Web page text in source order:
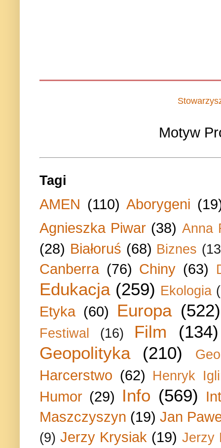
Motyw
Tagi
AMEN (110) Aborygeni
Agnieszka Piwar (38) Anna
(28) Białoruś (68) Biznes
Canberra (76) Chiny (63)
Edukacja (259) Ekologia
Etyka (60) Europa (522)
Festiwal (16) Film
(134)
Geopolityka
(210)
Harcerstwo (62) Henryk
Humor (29) Info (569)
Maszczyszyn (19) Jan
(9) Jerzy Krysiak (19) Jerzy